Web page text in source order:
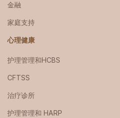
金融
家庭支持
心理健康
护理管理和HCBS
CFTSS
治疗诊所
护理管理和 HARP